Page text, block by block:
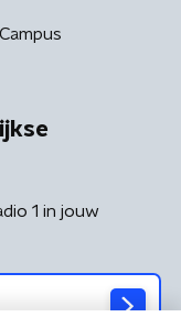
1 in jouw